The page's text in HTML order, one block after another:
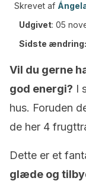
Skrevet af
Udgivet: 05
Sidste ændring:
Vil du gerne
god energi? I
hus. Foruden
de her 4
Dette er et
glæde og